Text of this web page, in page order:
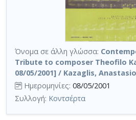
Όνομα σε άλλη γλώσσα:
Tribute to composer Theofilo
08/05/2001] / Kazaglis,
Ημερομηνίες: 08/05/2001
Συλλογή: Κοντσέρτα